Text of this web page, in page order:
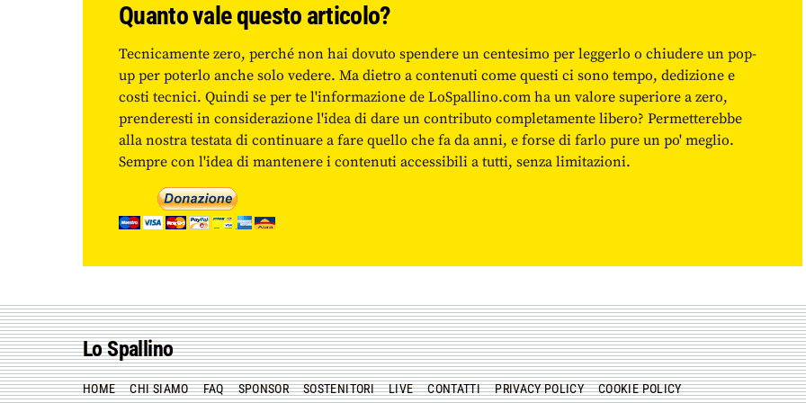
Quanto vale questo articolo?
Tecnicamente zero, perché non hai dovuto spendere un centesimo per leggerlo o chiudere un pop-
up per poterlo anche solo vedere. Ma dietro a contenuti come questi ci sono tempo, dedizione e
costi tecnici. Quindi se per te l'informazione de LoSpallino.com ha un valore superiore a zero,
prenderesti in considerazione l'idea di dare un contributo completamente libero? Permetterebbe
alla nostra testata di continuare a fare quello che fa da anni, e forse di farlo pure un po' meglio.
Sempre con l'idea di mantenere i contenuti accessibili a tutti, senza limitazioni.
Lo Spallino
HOME CHI SIAMO FAQ SPONSOR SOSTENITORI LIVE CONTATTI PRIVACY POLICY COOKIE POLICY